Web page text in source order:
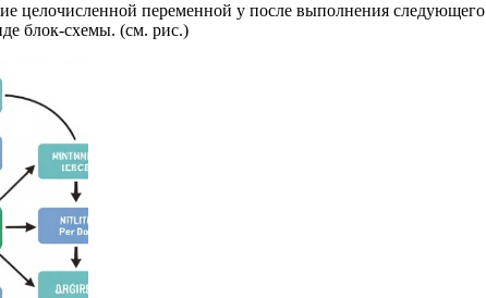
целочисленной переменной у после выполнения следующего
блок-схемы. (см. рис.)